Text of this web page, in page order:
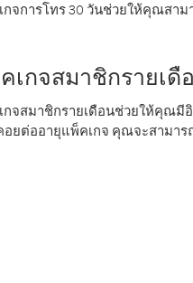
กจการโทร 30 วันช่วยให้คุณสา
เกจสมาชิกรายเดื
กจสมาชิกรายเดือนช่วยให้คุณมี
อยต่ออายุแพ็คเกจ คุณจะสามา